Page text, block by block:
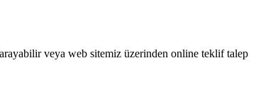
veya web sitemiz üzerinden online teklif talep